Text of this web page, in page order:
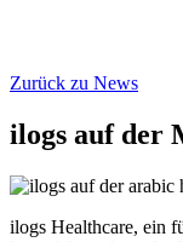
Zurück zu News
ilogs auf der
ilogs Healthcare, ein